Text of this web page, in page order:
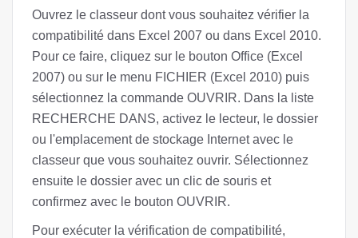
Ouvrez le classeur dont vous souhaitez vérifier la
compatibilité dans Excel 2007 ou dans Excel 2010.
Pour ce faire, cliquez sur le bouton Office (Excel
2007) ou sur le menu FICHIER (Excel 2010) puis
sélectionnez la commande OUVRIR. Dans la liste
RECHERCHE DANS, activez le lecteur, le dossier
ou l'emplacement de stockage Internet avec le
classeur que vous souhaitez ouvrir. Sélectionnez
ensuite le dossier avec un clic de souris et
confirmez avec le bouton OUVRIR.
Pour exécuter la vérification de compatibilité,